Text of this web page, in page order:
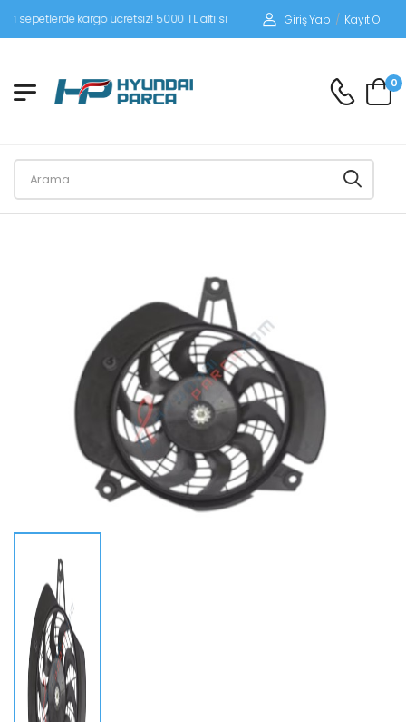
kargo ücretsiz! 5000 TL altı siparişlerinizde siparişleriniz alıcı
Giriş Yap / Kayıt Ol
0